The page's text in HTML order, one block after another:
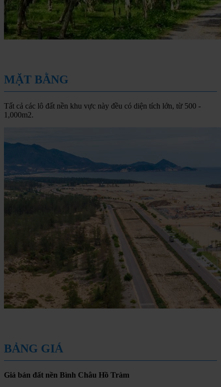
MẶT BẰNG
Tất cả các lô đất nền khu vực này đều có diện tích lớn, từ 500 -
1,000m2.
BẢNG GIÁ
Giá bán đất nền Bình Châu Hồ Tràm